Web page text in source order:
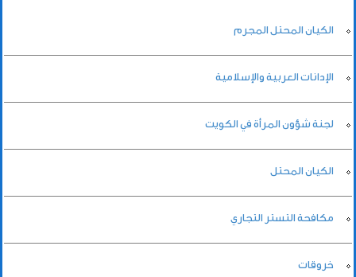
الكيان المحتل المجرم
الإدانات العربية والإسلامية
لجنة شؤون المرأة في الكويت
الكيان المحتل
مكافحة التستر التجاري
خروقات